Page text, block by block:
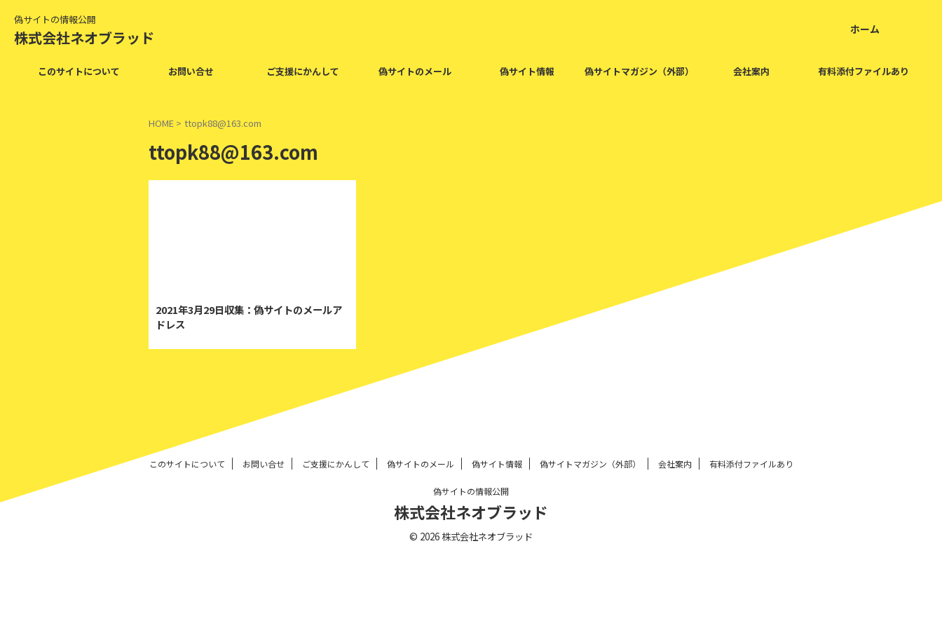
偽サイトの情報公開
株式会社ネオブラッド ホーム
このサイトについて お問い合せ ご支援にかんして 偽サイトのメール 偽サイト情報 偽サイトマガジン（外部） 会社案内 有料添付ファイルあり
HOME > ttopk88@163.com
ttopk88@163.com
2021年3月29日収集：偽サイトのメールア
ドレス
このサイトについて お問い合せ ご支援にかんして 偽サイトのメール 偽サイト情報 偽サイトマガジン（外部） 会社案内 有料添付ファイルあり
偽サイトの情報公開
株式会社ネオブラッド
© 2026 株式会社ネオブラッド